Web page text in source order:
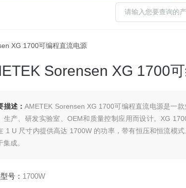
XG 1700可编程直流电源
Sorensen XG 1700
描述：AMETEK Sorensen XG 1700可编程直流电源是一
生产、研发实验室、OEM和质量控制应用而设计。XG
1 U 尺寸内提供高达 1700W 的功率，带有恒压和恒流模式
集成。
号： 1700W